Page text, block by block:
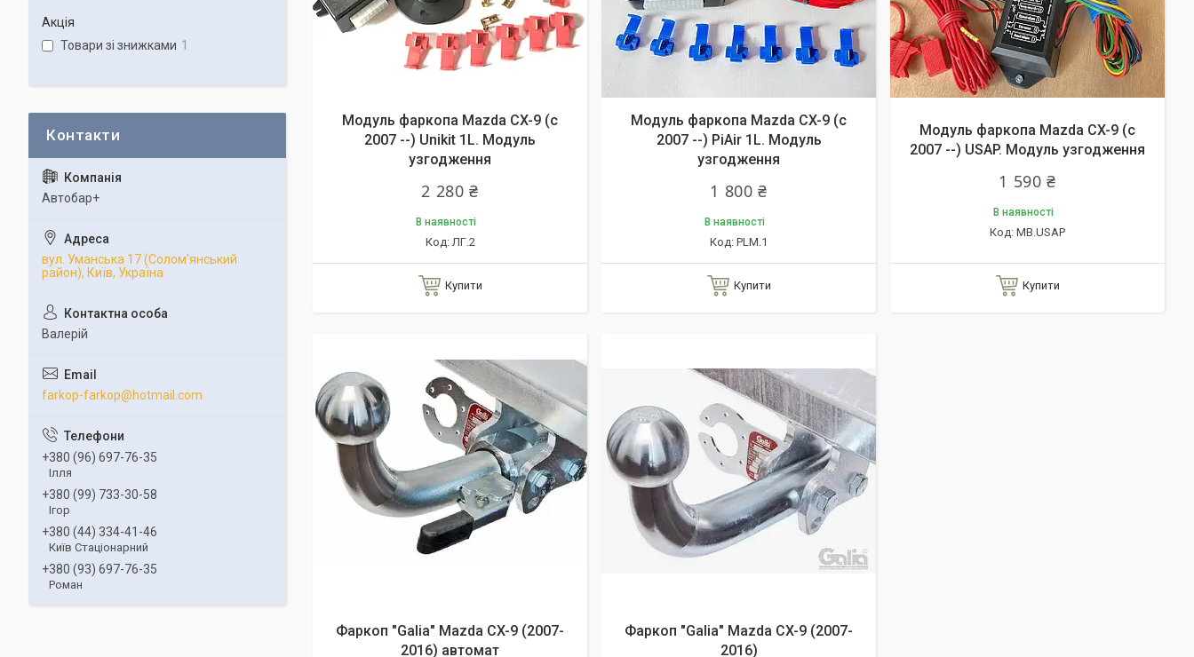
Модуль фаркопа Mazda CX-9 (c
2007 --) Unikit 1L. Модуль
узгодження
2 280 ₴
В наявності
ЛГ.2
Купити
Модуль фаркопа Mazda CX-9 (c
2007 --) PiAir 1L. Модуль
узгодження
1 800 ₴
В наявності
PLM.1
Купити
Модуль фаркопа Mazda CX-9 (c
2007 --) USAP. Модуль узгодження
1 590 ₴
В наявності
MB.USAP
Купити
Фаркоп "Galia" Mazda CX-9 (2007-
2016) автомат
Фаркоп "Galia" Mazda CX-9 (2007-
2016)
Акція
Товари зі знижками 1
Автобар+
вул. Уманська 17 (Солом'янський
район), Київ, Україна
Валерій
farkop-farkop@hotmail.com
+380 (96) 697-76-35
Ілля
+380 (99) 733-30-58
Ігор
+380 (44) 334-41-46
Київ Стаціонарний
+380 (93) 697-76-35
Роман